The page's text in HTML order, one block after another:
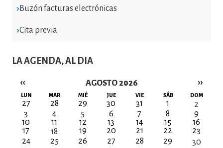
Buzón facturas electrónicas
Cita previa
LA AGENDA, AL DIA
AGOSTO 2026
Paginación
‹‹ ››
LUN MAR MIÉ JUE VIE SÁB DOM
27 28 29 30 31 1
2
3
4 5 6 7 8
9
10
11 12 13 14 15
16
17
18 19 20 21 22
23
24
25 26 27 28 29
30